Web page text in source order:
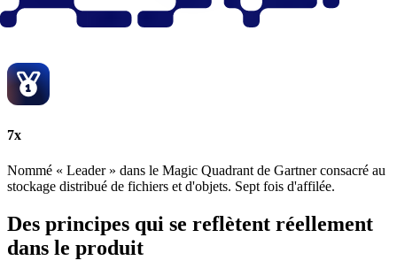
7x
Nommé « Leader » dans le Magic Quadrant de Gartner consacré au
stockage distribué de fichiers et d'objets. Sept fois d'affilée.
Des principes qui se reflètent réellement
dans le produit